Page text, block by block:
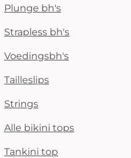
Plunge bh's
Strapless bh's
Voedingsbh's
Tailleslips
Strings
Alle bikini tops
Tankini top